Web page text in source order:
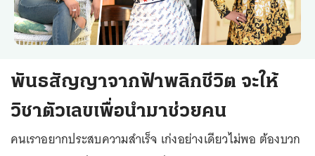
พันธสัญญาจากฟ้าพลิกชีวิต จะให้
วิชาตัวเลขเพื่อนำมาช่วยคน
คนเราอยากประสบความสำเร็จ เก่งอย่างเดียวไม่พอ ต้องบวก